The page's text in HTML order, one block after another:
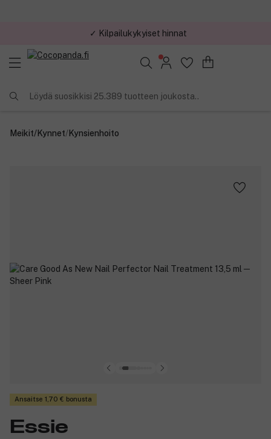
✓ Kilpailukykyiset hinnat
Löydä suosikkisi 25.389 tuotteen joukosta..
Meikit/Kynnet/Kynsienhoito
Ansaitse 1,70 € bonusta
Essie